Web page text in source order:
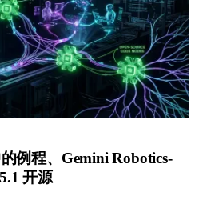
例程、Gemini Robotics-
开源